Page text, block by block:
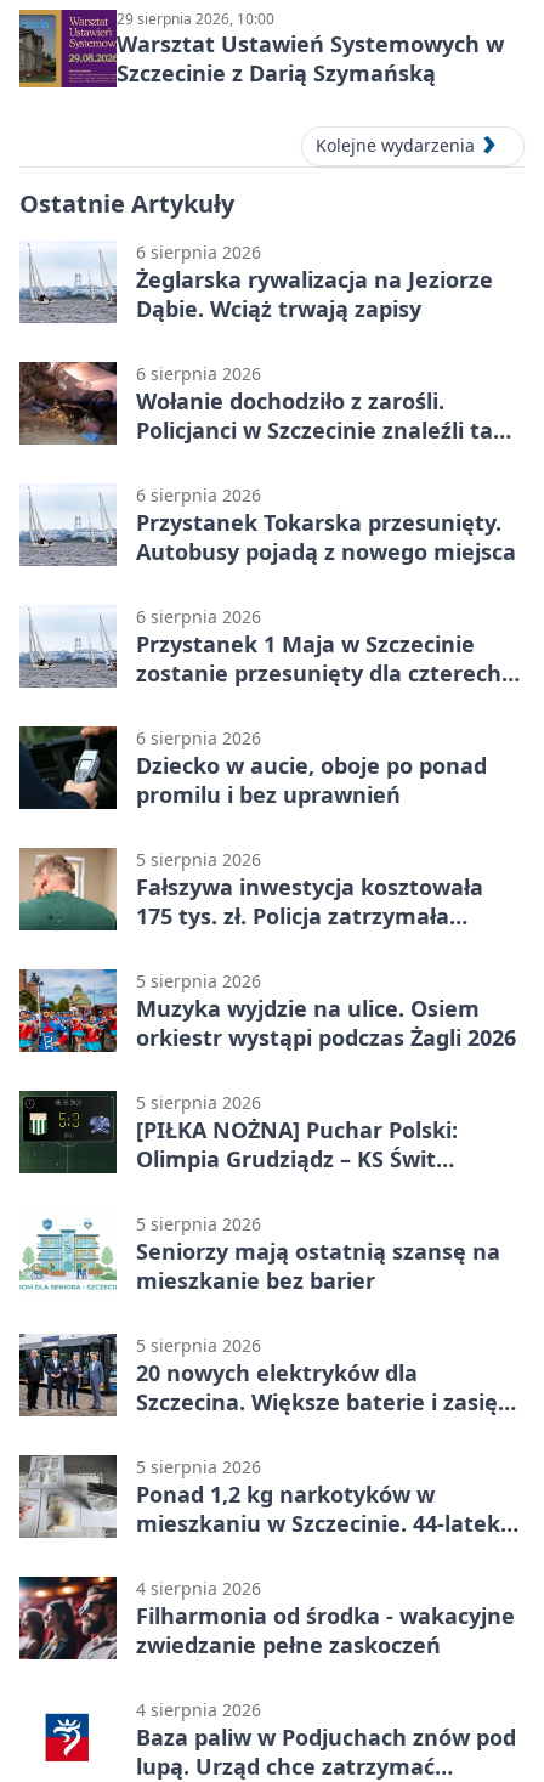
29 sierpnia 2026, 10:00
Warsztat Ustawień Systemowych w
Szczecinie z Darią Szymańską
Kolejne wydarzenia
Ostatnie Artykuły
6 sierpnia 2026
Żeglarska rywalizacja na Jeziorze
Dąbie. Wciąż trwają zapisy
6 sierpnia 2026
Wołanie dochodziło z zarośli.
Policjanci w Szczecinie znaleźli tam
6 sierpnia 2026
Przystanek Tokarska przesunięty.
Autobusy pojadą z nowego miejsca
6 sierpnia 2026
Przystanek 1 Maja w Szczecinie
zostanie przesunięty dla czterech
6 sierpnia 2026
Dziecko w aucie, oboje po ponad
promilu i bez uprawnień
5 sierpnia 2026
Fałszywa inwestycja kosztowała
175 tys. zł. Policja zatrzymała
5 sierpnia 2026
Muzyka wyjdzie na ulice. Osiem
orkiestr wystąpi podczas Żagli 2026
5 sierpnia 2026
[PIŁKA NOŻNA] Puchar Polski:
Olimpia Grudziądz – KS Świt
stracił dwubramkowe prowadzenie
5 sierpnia 2026
Seniorzy mają ostatnią szansę na
mieszkanie bez barier
5 sierpnia 2026
20 nowych elektryków dla
Szczecina. Większe baterie i zasięg
5 sierpnia 2026
Ponad 1,2 kg narkotyków w
mieszkaniu w Szczecinie. 44-latek
4 sierpnia 2026
Filharmonia od środka - wakacyjne
zwiedzanie pełne zaskoczeń
4 sierpnia 2026
Baza paliw w Podjuchach znów pod
lupą. Urząd chce zatrzymać